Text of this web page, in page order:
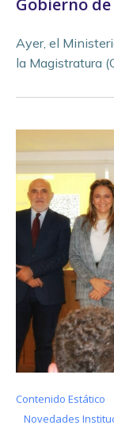
Gobierno
Ayer, el
la Magistratura
Contenido Estático
Novedades